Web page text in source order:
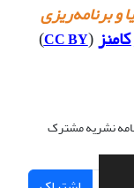
و برنامه‌ریزی
(
CC BY
)
نشریه مشترک